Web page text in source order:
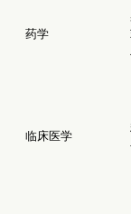
药学
临床医学